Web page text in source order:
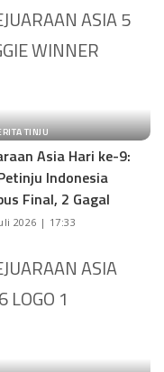
TINJU
Asia Hari ke-9:
Indonesia
Final, 2 Gagal
2026 | 17:33